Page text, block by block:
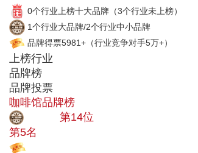
0个行业上榜十大品牌 （3个行业未上榜）
1个行业大品牌/2个行业中小品牌
品牌得票5981+ （行业竞争对手5万+）
上榜行业
品牌榜
品牌投票
咖啡馆品牌榜
第14位
第5名